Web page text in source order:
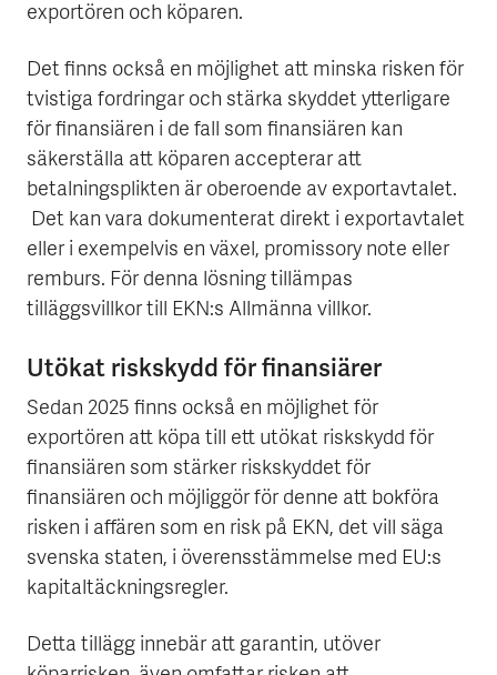
exportören och köparen.
Det finns också en möjlighet att minska risken för
tvistiga fordringar och stärka skyddet ytterligare
för finansiären i de fall som finansiären kan
säkerställa att köparen accepterar att
betalningsplikten är oberoende av exportavtalet.
Det kan vara dokumenterat direkt i exportavtalet
eller i exempelvis en växel, promissory note eller
remburs. För denna lösning tillämpas
tilläggsvillkor till EKN:s Allmänna villkor.
Utökat riskskydd för finansiärer
Sedan 2025 finns också en möjlighet för
exportören att köpa till ett utökat riskskydd för
finansiären som stärker riskskyddet för
finansiären och möjliggör för denne att bokföra
risken i affären som en risk på EKN, det vill säga
svenska staten, i överensstämmelse med EU:s
kapitaltäckningsregler.
Detta tillägg innebär att garantin, utöver